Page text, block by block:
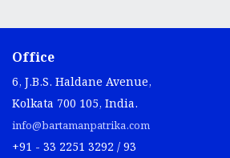
Office
6, J.B.S. Haldane Avenue,
Kolkata 700 105, India.
info@bartamanpatrika.com
+91 - 33 2251 3292 / 93